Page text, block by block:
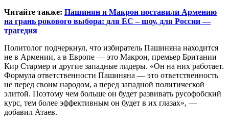
Читайте также: Пашинян и Макрон поставили Армению
на грань рокового выбора: для ЕС – шоу, для России —
трагедия
Политолог подчеркнул, что избиратель Пашиняна находится
не в Армении, а в Европе — это Макрон, премьер Британии
Кир Стармер и другие западные лидеры. «Он на них работает.
Формула ответственности Пашиняна — это ответственность
не перед своим народом, а перед западной политической
элитой. Поэтому чем больше он будет развивать русофобский
курс, тем более эффективным он будет в их глазах», —
добавил Атаев.